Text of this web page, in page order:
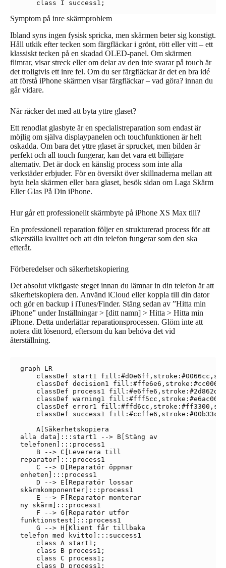
Symptom på inre skärmproblem
Ibland syns ingen fysisk spricka, men skärmen beter sig konstigt.
Håll utkik efter tecken som färgfläckar i grönt, rött eller vitt – ett
klassiskt tecken på en skadad OLED-panel. Om skärmen
flimrar, visar streck eller om delar av den inte svarar på touch är
det troligtvis ett inre fel. Om du ser färgfläckar är det en bra idé
att förstå iPhone skärmen visar färgfläckar – vad göra? innan du
går vidare.
När räcker det med att byta yttre glaset?
Ett renodlat glasbyte är en specialistreparation som endast är
möjlig om själva displaypanelen och touchfunktionen är helt
oskadda. Om bara det yttre glaset är sprucket, men bilden är
perfekt och all touch fungerar, kan det vara ett billigare
alternativ. Det är dock en känslig process som inte alla
verkstäder erbjuder. För en översikt över skillnaderna mellan att
byta hela skärmen eller bara glaset, besök sidan om Laga Skärm
Eller Glas På Din iPhone.
Hur går ett professionellt skärmbyte på iPhone XS Max till?
En professionell reparation följer en strukturerad process för att
säkerställa kvalitet och att din telefon fungerar som den ska
efteråt.
Förberedelser och säkerhetskopiering
Det absolut viktigaste steget innan du lämnar in din telefon är att
säkerhetskopiera den. Använd iCloud eller koppla till din dator
och gör en backup i iTunes/Finder. Stäng sedan av ”Hitta min
iPhone” under Inställningar > [ditt namn] > Hitta > Hitta min
iPhone. Detta underlättar reparationsprocessen. Glöm inte att
notera ditt lösenord, eftersom du kan behöva det vid
återställning.
graph LR
classDef start1
classDef decision1
classDef process1
classDef warning1
classDef error1
classDef success1
    A[Säkerhetskopiera
alla data]:::start1 --> B[Stäng av
telefonen]:::process1
    B --> C[Leverera till
reparatör]:::process1
    C --> D[Reparatör öppnar
enheten]:::process1
    D --> E[Reparatör lossar
skärmkomponenter]:::process1
    E --> F[Reparatör monterar
ny skärm]:::process1
    F --> G[Reparatör utför
funktionstest]:::process1
    G --> H[Klient får tillbaka
telefon med kvitto]:::success1
    class A start1;
    class B process1;
    class C process1;
    class D process1;